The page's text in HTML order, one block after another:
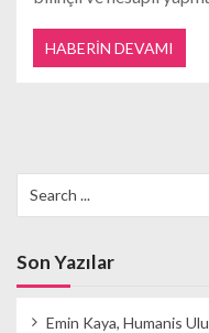
HABERIN DEVAMI
for:
Son Yazılar
Emin Kaya, Humanis